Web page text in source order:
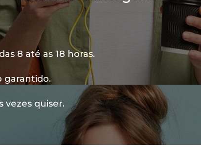
8 até as 18 horas.
garantido.
vezes quiser.